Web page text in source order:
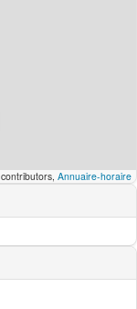
contributors, Annuaire-horaire